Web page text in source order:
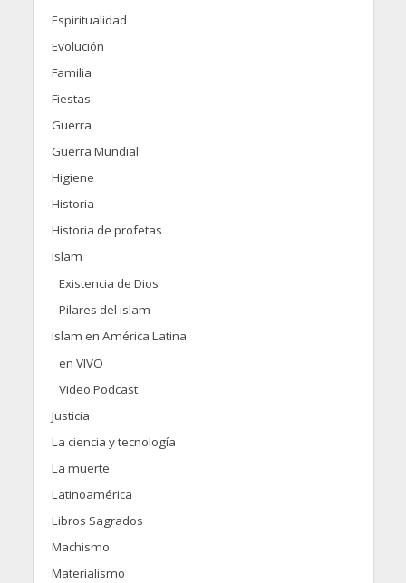
Espiritualidad
Evolución
Familia
Fiestas
Guerra
Guerra Mundial
Higiene
Historia
Historia de profetas
Islam
Existencia de Dios
Pilares del islam
Islam en América Latina
en VIVO
Video Podcast
Justicia
La ciencia y tecnología
La muerte
Latinoamérica
Libros Sagrados
Machismo
Materialismo